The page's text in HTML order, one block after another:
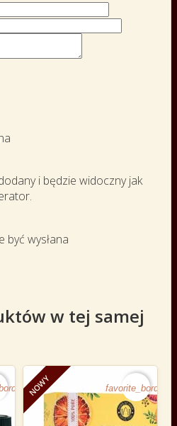
i będzie widoczny jak
być wysłana
w tej samej
NOWY favorite_border